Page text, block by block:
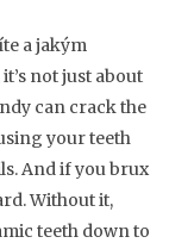
a jakým
it’s not just about
can crack the
your teeth
And if you brux
Without it,
teeth down to